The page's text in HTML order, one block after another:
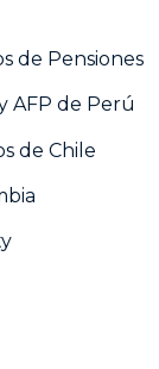
de Pensiones
AFP de Perú
de Chile